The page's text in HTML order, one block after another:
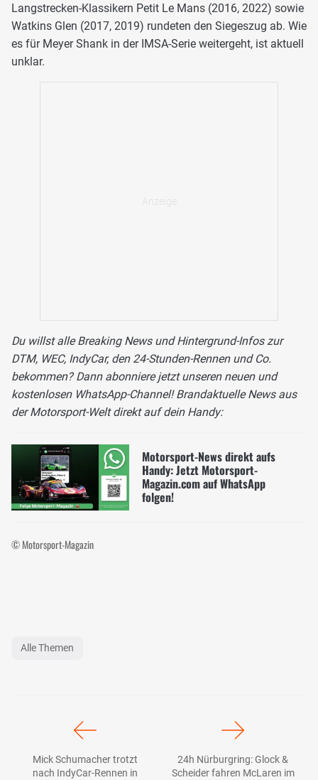
Langstrecken-Klassikern Petit Le Mans (2016, 2022) sowie
Watkins Glen (2017, 2019) rundeten den Siegeszug ab. Wie
es für Meyer Shank in der IMSA-Serie weitergeht, ist aktuell
unklar.
Du willst alle Breaking News und Hintergrund-Infos zur
DTM, WEC, IndyCar, den 24-Stunden-Rennen und Co.
bekommen? Dann abonniere jetzt unseren neuen und
kostenlosen WhatsApp-Channel! Brandaktuelle News aus
der Motorsport-Welt direkt auf dein Handy:
Motorsport-News direkt aufs
Handy: Jetzt Motorsport-
Magazin.com auf WhatsApp
folgen!
© Motorsport-Magazin
Alle Themen
Mick Schumacher trotzt
nach IndyCar-Rennen in
24h Nürburgring: Glock &
Scheider fahren McLaren im